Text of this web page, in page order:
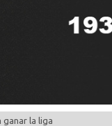
ganar la liga